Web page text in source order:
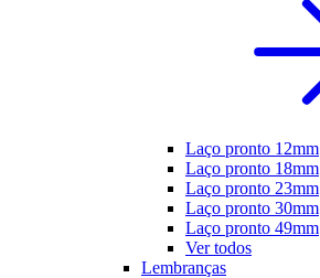
Laço pronto 12mm
Laço pronto 18mm
Laço pronto 23mm
Laço pronto 30mm
Laço pronto 49mm
Ver todos
Lembranças